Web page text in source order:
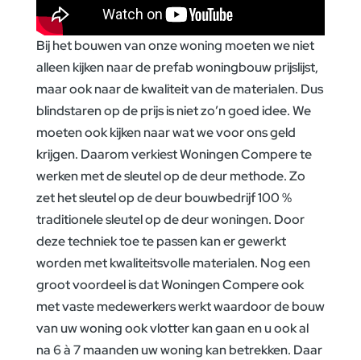
Bij het bouwen van onze woning moeten we niet
alleen kijken naar deprefab woningbouwprijslijst,
maar ook naar de kwaliteit van de materialen. Dus
blindstaren op de prijs is niet zo’n goed idee. We
moeten ook kijken naar wat we voor ons geld
krijgen. Daarom verkiest Woningen Compere te
werken met de sleutel op de deur methode. Zo
zet het sleutel op de deur bouwbedrijf 100 %
traditionele sleutel op de deur woningen. Door
deze techniek toe te passen kan er gewerkt
worden met kwaliteitsvolle materialen. Nog een
groot voordeel is dat Woningen Compere ook
met vaste medewerkers werkt waardoor de bouw
van uw woning ook vlotter kan gaan en u ook al
na 6 à 7 maanden uw woning kan betrekken. Daar